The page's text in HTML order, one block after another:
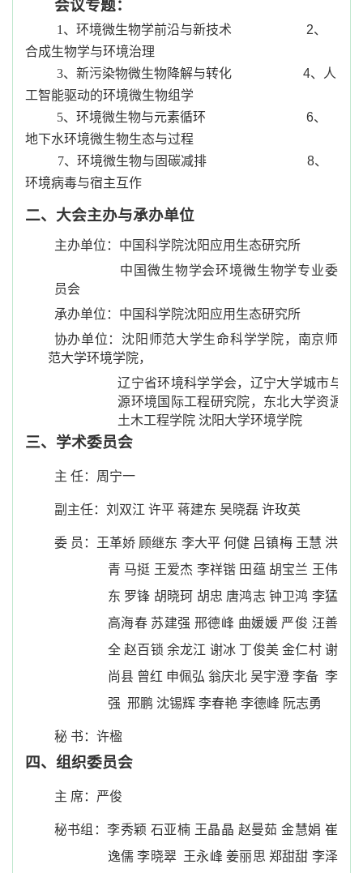
会议专题：
1、环境微生物学前沿与新技术2、
合成生物学与环境治理
3、新污染物微生物降解与转化4、
人
工智能驱动的环境微生物组学
5、环境微生物与元素循环 6、
地下水环境微生物生态与过程
7、环境微生物与固碳减排 8、
环境病毒与宿主互作
二、大会主办与承办单位
主办单位：中国科学院沈阳应用生态研究所
中国微生物学会环境微生物学专业委
员会
承办单位：中国科学院沈阳应用生态研究所
协办单位：沈阳师范大学生命科学学院，南京师
范大学环境学院，
辽宁省环境科学学会，辽宁大学城市与能
源环境国际工程研究院，东北大学资源与
土木工程学院 沈阳大学环境学院
三、学术委员会
主 任：周宁一
副主任：刘双江 许平 蒋建东 吴晓磊 许玫英
委 员：王革娇 顾继东 李大平 何健 吕镇梅 王慧 洪
青 马挺 王爱杰 李祥锴 田蕴 胡宝兰 王伟
东 罗锋 胡晓珂 胡忠 唐鸿志 钟卫鸿 李猛
高海春 苏建强 邢德峰 曲媛媛 严俊 汪善
全 赵百锁 余龙江 谢冰 丁俊美 金仁村 谢
尚县 曾红 申佩弘 翁庆北 吴宇澄 李备 李
强 邢鹏 沈锡辉 李春艳 李德峰 阮志勇
秘 书：许楹
四、组织委员会
主 席：严俊
秘书组：李秀颖 石亚楠 王晶晶 赵曼茹 金慧娟 崔
逸儒 李晓翠 王永峰 姜丽思 郑甜甜 李泽